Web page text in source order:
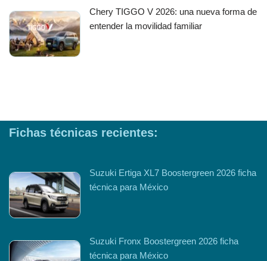
Chery TIGGO V 2026: una nueva forma de
entender la movilidad familiar
Fichas técnicas recientes:
Suzuki Ertiga XL7 Boostergreen 2026 ficha
técnica para México
Suzuki Fronx Boostergreen 2026 ficha
técnica para México